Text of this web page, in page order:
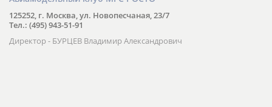
125252, г. Москва, ул. Новопесчаная, 23/7
Тел.: (495) 943-51-91
Директор - БУРЦЕВ Владимир Александрович